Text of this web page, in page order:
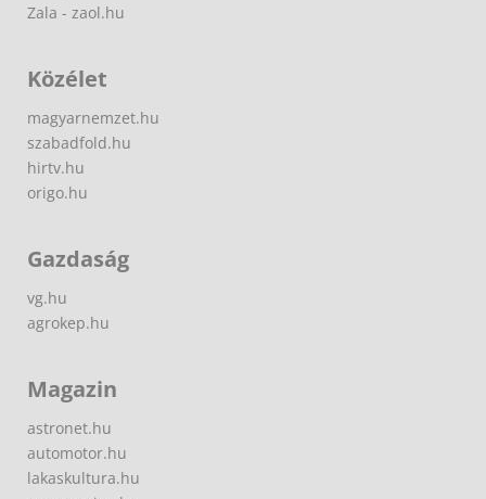
Zala - zaol.hu
Közélet
magyarnemzet.hu
szabadfold.hu
hirtv.hu
origo.hu
Gazdaság
vg.hu
agrokep.hu
Magazin
astronet.hu
automotor.hu
lakaskultura.hu